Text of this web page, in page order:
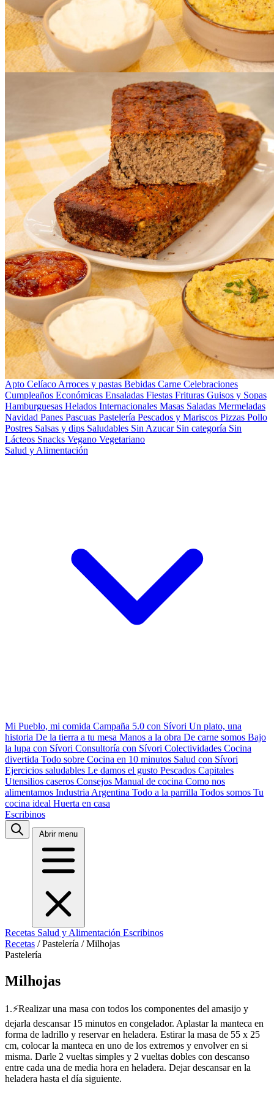
Apto Celíaco Arroces y pastas Bebidas Carne Celebraciones
Cumpleaños Económicas Ensaladas Fiestas Frituras Guisos y Sopas
Hamburguesas Helados Internacionales Masas Saladas Mermeladas
Navidad Panes Pascuas Pastelería Pescados y Mariscos Pizzas Pollo
Postres Salsas y dips Saludables Sin Azucar Sin categoría Sin
Lácteos Snacks Vegano Vegetariano
Salud y Alimentación
Mi Pueblo, mi comida Campaña 5.0 con Sívori Un plato, una
historia De la tierra a tu mesa Manos a la obra De carne somos Bajo
la lupa con Sívori Consultoría con Sívori Colectividades Cocina
divertida Todo sobre Cocina en 10 minutos Salud con Sívori
Ejercicios saludables Le damos el gusto Pescados Capitales
Utensilios caseros Consejos Manual de cocina Como nos
alimentamos Industria Argentina Todo a la parrilla Todos somos Tu
cocina ideal Huerta en casa
Escribinos
Abrir menu
Recetas Salud y Alimentación Escribinos
Recetas / Pastelería / Milhojas
Pastelería
Milhojas
1.⚡Realizar una masa con todos los componentes del amasijo y
dejarla descansar 15 minutos en congelador. Aplastar la manteca en
forma de ladrillo y reservar en heladera. Estirar la masa de 55 x 25
cm, colocar la manteca en uno de los extremos y envolver en si
misma. Darle 2 vueltas simples y 2 vueltas dobles con descanso
entre cada una de media hora en heladera. Dejar descansar en la
heladera hasta el día siguiente.